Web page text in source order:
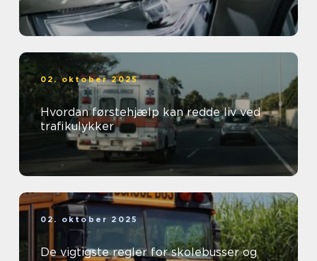
02. oktober 2025
Hvordan førstehjælp kan redde liv ved
trafikulykker
02. oktober 2025
De vigtigste regler for skolebusser og